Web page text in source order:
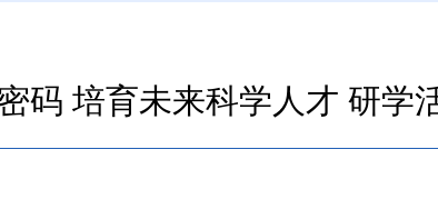
码 培育未来科学人才 研学